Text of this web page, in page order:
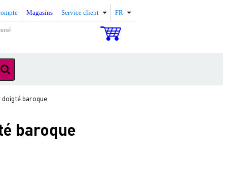
Magasins Service client FR
baroque
baroque